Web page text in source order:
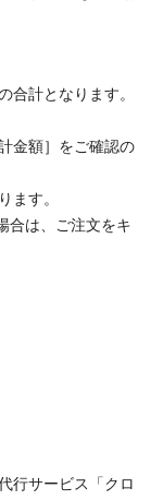
合計となります。
金額］をご確認の
ます。
合は、ご注文をキ
行サービス「クロ